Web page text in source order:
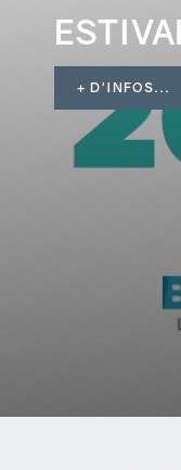
+ D'INFOS...